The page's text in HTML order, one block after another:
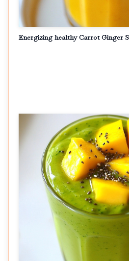
Energizing healthy Carrot Ginger